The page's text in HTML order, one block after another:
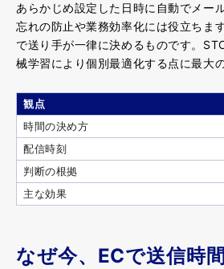
あらかじめ設定した日時に自動でメー
忘れの防止や業務効率化には役立ちま
で送り手が一律に決めるものです。
械学習により個別最適化する点に最大
観点
時間の決め方
配信時刻
判断の根拠
主な効果
なぜ今、ECで送信時